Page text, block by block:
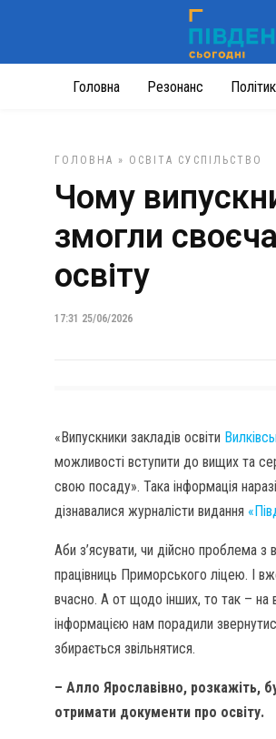
Головна Резонанс
ГОЛОВНА » ОСВІТА СУСПІЛЬСТВО
Чому
змогли
освіту
17:31 25/06/2026
«Випускники закладів освіти
можливості вступити до вищих та
свою посаду». Така інформація
дізнавалися журналісти видання
Аби з’ясувати, чи дійсно проблема
працівниць Приморського ліцею. І
вчасно. А от щодо інших, то так – на
інформацією нам порадили
збирається звільнятися.
– Алло Ярославівно, розкажіть,
отримати документи про освіту.